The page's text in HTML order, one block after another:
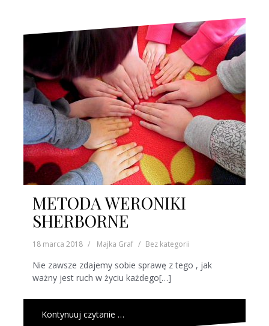
METODA WERONIKI
SHERBORNE
18 marca 2018 Majka Graf Bez kategorii
Nie zawsze zdajemy sobie sprawę z tego , jak
ważny jest ruch w życiu każdego[…]
Kontynuuj czytanie …